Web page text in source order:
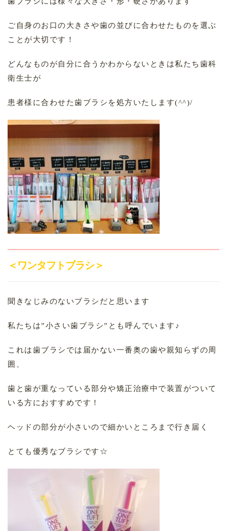
ご自身のお口の大きさや歯の並びに合わせたものを選ぶ
ことが大切です！
どんなものが自分に合うかわからないときは私たち歯科
衛生士が
患者様に合わせた歯ブラシを処方いたします(^^)/
＜ワンタフトブラシ＞
聞きなじみのないブラシだと思います
私たちは”小さい歯ブラシ”とも呼んでいます♪
これは歯ブラシでは届かない一番奥の歯や親知らずの周
囲、
歯と歯が重なっている部分や矯正治療中で装置がついて
いる方におすすめです！
ヘッドの部分が小さいので細かいところまで行き届く
とても優秀なブラシです☆